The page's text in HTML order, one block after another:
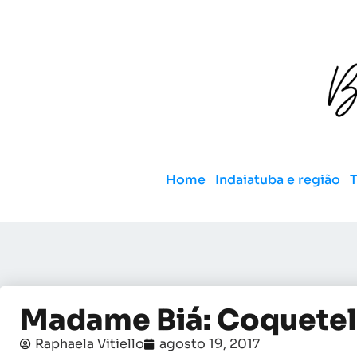
Home Indaiatuba e região
Madame Biá:
Raphaela Vitiello
agosto 19, 2017